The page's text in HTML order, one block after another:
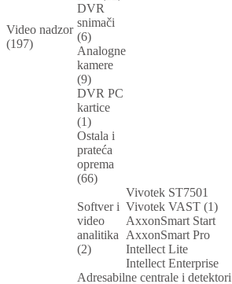
Video nadzor
(197)
DVR
snimači
(6)
Analogne
kamere
(9)
DVR PC
kartice
(1)
Ostala i
prateća
oprema
(66)
Softver i
video
analitika
(2)
Vivotek ST7501
Vivotek VAST (1)
AxxonSmart Start
AxxonSmart Pro
Intellect Lite
Intellect Enterprise
Adresabilne centrale i detektori